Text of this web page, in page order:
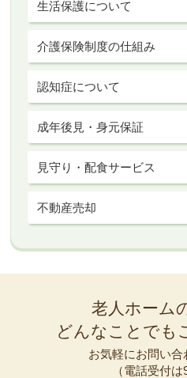
生活保護について
介護保険制度の仕組み
認知症について
成年後見・身元保証
見守り・配食サービス
不動産売却
老人ホーム
どんなことでも
お気軽にお問い合
（電話受付は